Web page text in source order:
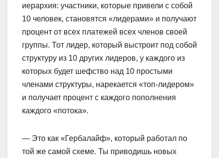
иерархия: участники, которые привели с собой
10 человек, становятся «лидерами» и получают
процент от всех платежей всех членов своей
группы. Тот лидер, который выстроит под собой
структуру из 10 других лидеров, у каждого из
которых будет шефство над 10 простыми
членами структуры, нарекается «топ-лидером»
и получает процент с каждого пополнения
каждого «потока».
— Это как «Гербалайф», который работал по
той же самой схеме. Ты приводишь новых